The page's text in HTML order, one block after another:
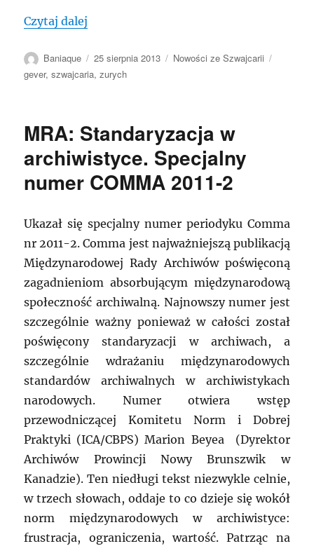
Czytaj dalej
Autor
Baniaque
Data
publikacji
25 sierpnia 2013 Kategorie
Nowości ze Szwajcarii
gever,szwajcaria,zurych
MRA: Standaryzacja w
archiwistyce. Specjalny
numer COMMA 2011-2
Ukazał się specjalny numer periodyku Comma
nr 2011-2. Comma jest najważniejszą publikacją
Międzynarodowej Rady Archiwów poświęconą
zagadnieniom absorbującym międzynarodową
społeczność archiwalną. Najnowszy numer jest
szczególnie ważny ponieważ w całości został
poświęcony standaryzacji w archiwach, a
szczególnie wdrażaniu międzynarodowych
standardów archiwalnych w archiwistykach
narodowych. Numer otwiera wstęp
przewodniczącej Komitetu Norm i Dobrej
Praktyki (ICA/CBPS) Marion Beyea (Dyrektor
Archiwów Prowincji Nowy Brunszwik w
Kanadzie). Ten niedługi tekst niezwykle celnie,
w trzech słowach, oddaje to co dzieje się wokół
norm międzynarodowych w archiwistyce:
frustracja, ograniczenia, wartość. Patrząc na